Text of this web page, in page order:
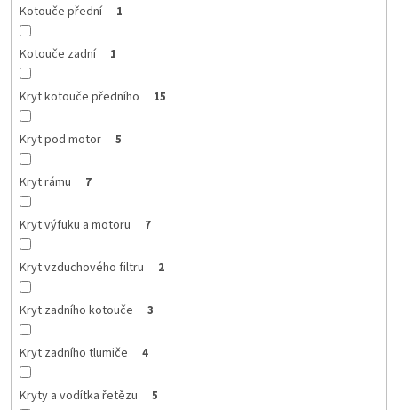
Kotouče přední 1
Kotouče zadní 1
Kryt kotouče předního 15
Kryt pod motor 5
Kryt rámu 7
Kryt výfuku a motoru 7
Kryt vzduchového filtru 2
Kryt zadního kotouče 3
Kryt zadního tlumiče 4
Kryty a vodítka řetězu 5